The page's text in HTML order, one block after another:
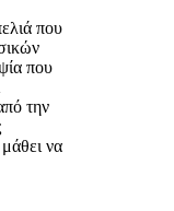
που
που
την
να